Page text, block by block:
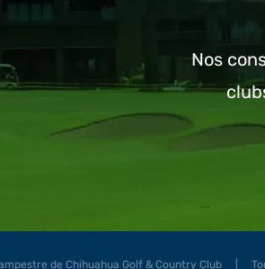
Nos
de Chihuahua Golf & Country Club |